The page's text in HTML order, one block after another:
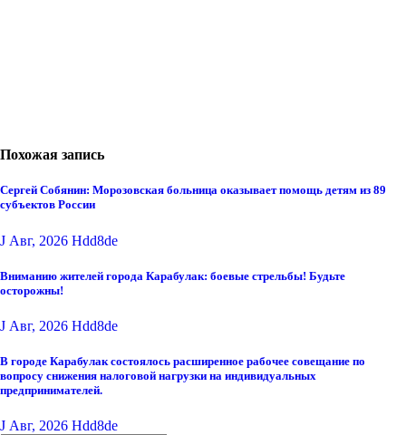
Похожая запись
Сергей Собянин: Морозовская больница оказывает помощь детям из 89
субъектов России
J Авг, 2026 Hdd8de
Вниманию жителей города Карабулак: боевые стрельбы! Будьте
осторожны!
J Авг, 2026 Hdd8de
В городе Карабулак состоялось расширенное рабочее совещание по
вопросу снижения налоговой нагрузки на индивидуальных
предпринимателей.
J Авг, 2026 Hdd8de